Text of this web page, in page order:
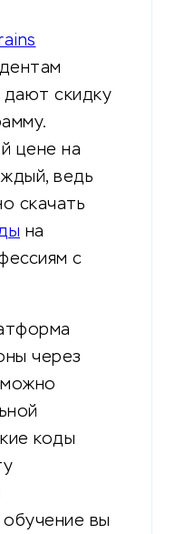
скидку
цене на
ведь
скачать
на
с
через
можно
коды
обучение вы